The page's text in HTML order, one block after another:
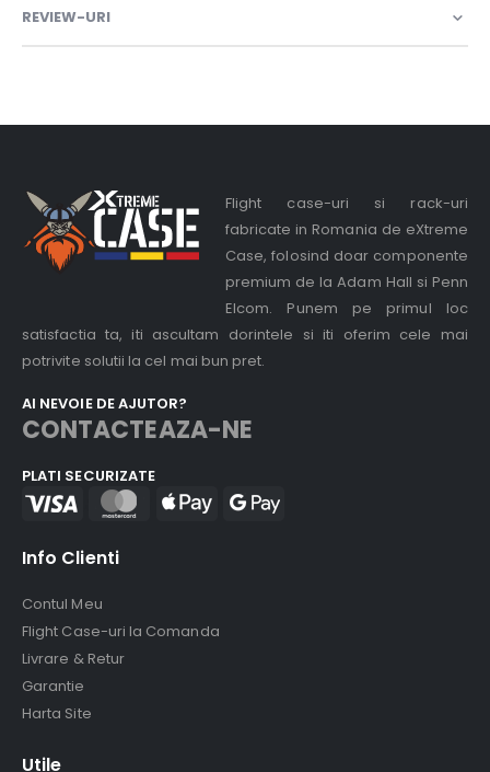
REVIEW-URI
Flight case-uri si rack-uri
fabricate in Romania de eXtreme
Case, folosind doar componente
premium de la Adam Hall si Penn
Elcom. Punem pe primul loc
satisfactia ta, iti ascultam dorintele si iti oferim cele mai
potrivite solutii la cel mai bun pret.
AI NEVOIE DE AJUTOR?
CONTACTEAZA-NE
PLATI SECURIZATE
Info Clienti
Contul Meu
Flight Case-uri la Comanda
Livrare & Retur
Garantie
Harta Site
Utile